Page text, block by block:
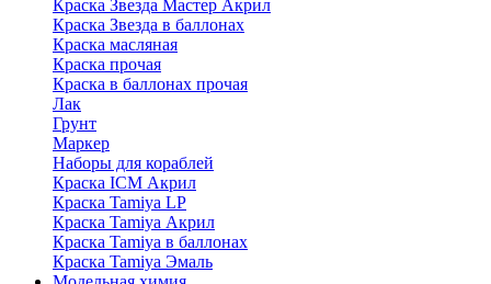
Краска Звезда Мастер Акрил
Краска Звезда в баллонах
Краска масляная
Краска прочая
Краска в баллонах прочая
Лак
Грунт
Маркер
Наборы для кораблей
Краска ICM Акрил
Краска Tamiya LP
Краска Tamiya Акрил
Краска Tamiya в баллонах
Краска Tamiya Эмаль